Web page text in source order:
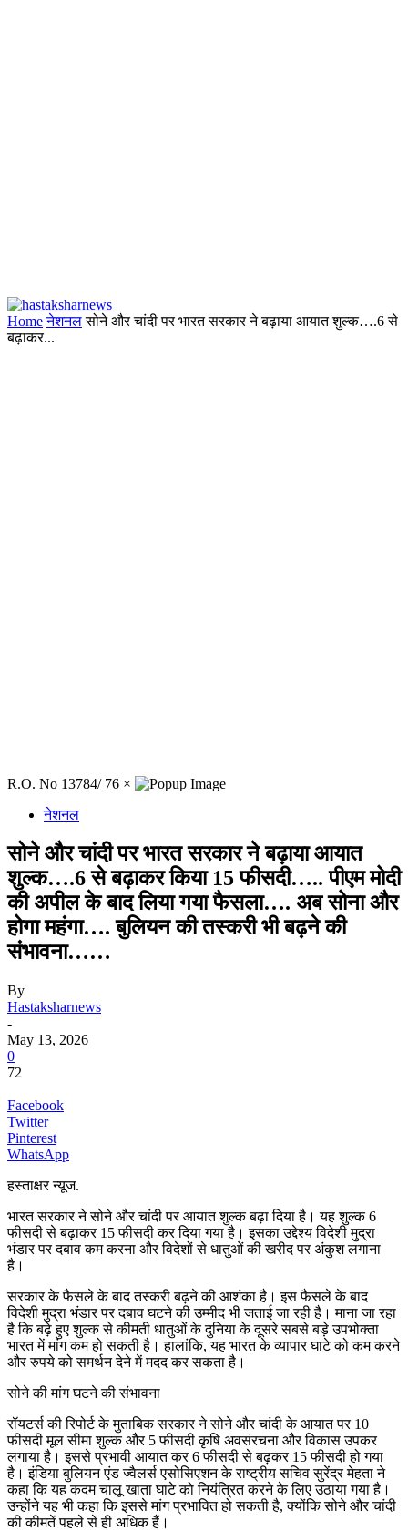
Home नेशनल सोने और चांदी पर भारत सरकार ने बढ़ाया आयात शुल्क….6 से
बढ़ाकर...
R.O. No 13784/ 76 ×
नेशनल
सोने और चांदी पर भारत सरकार ने बढ़ाया आयात
शुल्क….6 से बढ़ाकर किया 15 फीसदी….. पीएम मोदी
की अपील के बाद लिया गया फैसला…. अब सोना और
होगा महंगा…. बुलियन की तस्करी भी बढ़ने की
संभावना……
By
Hastaksharnews
-
May 13, 2026
0
72
Facebook
Twitter
Pinterest
WhatsApp
हस्ताक्षर न्यूज.
भारत सरकार ने सोने और चांदी पर आयात शुल्क बढ़ा दिया है। यह शुल्क 6
फीसदी से बढ़ाकर 15 फीसदी कर दिया गया है। इसका उद्देश्य विदेशी मुद्रा
भंडार पर दबाव कम करना और विदेशों से धातुओं की खरीद पर अंकुश लगाना
है।
सरकार के फैसले के बाद तस्करी बढ़ने की आशंका है। इस फैसले के बाद
विदेशी मुद्रा भंडार पर दबाव घटने की उम्मीद भी जताई जा रही है। माना जा रहा
है कि बढ़े हुए शुल्क से कीमती धातुओं के दुनिया के दूसरे सबसे बड़े उपभोक्ता
भारत में मांग कम हो सकती है। हालांकि, यह भारत के व्यापार घाटे को कम करने
और रुपये को समर्थन देने में मदद कर सकता है।
सोने की मांग घटने की संभावना
रॉयटर्स की रिपोर्ट के मुताबिक सरकार ने सोने और चांदी के आयात पर 10
फीसदी मूल सीमा शुल्क और 5 फीसदी कृषि अवसंरचना और विकास उपकर
लगाया है। इससे प्रभावी आयात कर 6 फीसदी से बढ़कर 15 फीसदी हो गया
है। इंडिया बुलियन एंड ज्वैलर्स एसोसिएशन के राष्ट्रीय सचिव सुरेंद्र मेहता ने
कहा कि यह कदम चालू खाता घाटे को नियंत्रित करने के लिए उठाया गया है।
उन्होंने यह भी कहा कि इससे मांग प्रभावित हो सकती है, क्योंकि सोने और चांदी
की कीमतें पहले से ही अधिक हैं।